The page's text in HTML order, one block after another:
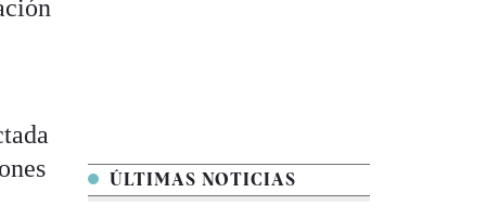
ÚLTIMAS NOTICIAS